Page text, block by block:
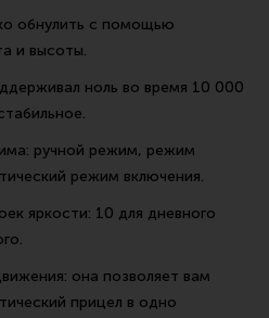
обнулить с помощью
и высоты.
ноль во время 10 000
ручной режим, режим
режим включения.
яркости: 10 для дневного
она позволяет вам
прицел в одно